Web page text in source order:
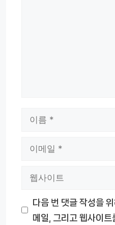
다음 번 댓글 작성을
메일, 그리고 웹사이트